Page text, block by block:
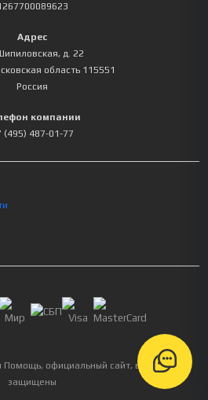
Адрес
д. 22
область 115551
Россия
компании
(495) 487-01-77
Помощь, официальный сайт, все права
защищены